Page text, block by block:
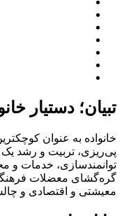
تبیان؛ دستیار
خانواده به عنوان
پی‌ریزی، تربیت و رشد یک
توانمندسازی، خدمات و
گره‌گشای معضلات
معیشتی و اقتصادی و